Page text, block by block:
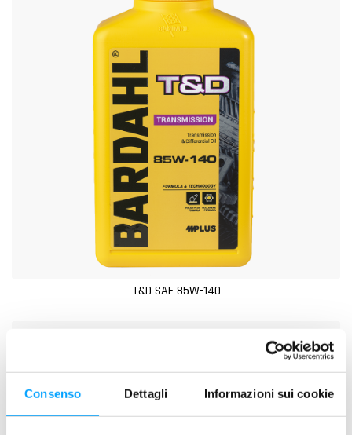
Consenso Dettagli Informazioni sui cookie
T&D SAE 85W-140